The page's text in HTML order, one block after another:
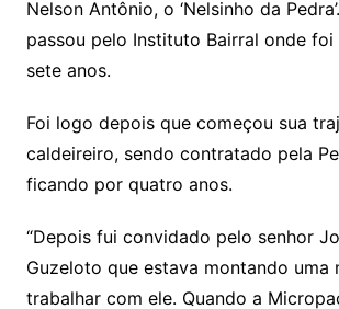
Nelson Antônio, o ‘Nelsinho da
passou pelo Instituto Bairral onde
sete anos.
Foi logo depois que começou sua
caldeireiro, sendo contratado pela
ficando por quatro anos.
“Depois fui convidado pelo senhor
Guzeloto que estava montando uma
trabalhar com ele. Quando a